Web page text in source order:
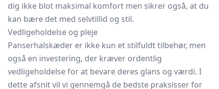
dig ikke blot maksimal komfort men sikrer også, at du
kan bære det med selvtillid og stil.
Vedligeholdelse og pleje
Panserhalskæder er ikke kun et stilfuldt tilbehør, men
også en investering, der kræver ordentlig
vedligeholdelse for at bevare deres glans og værdi. I
dette afsnit vil vi gennemgå de bedste praksisser for